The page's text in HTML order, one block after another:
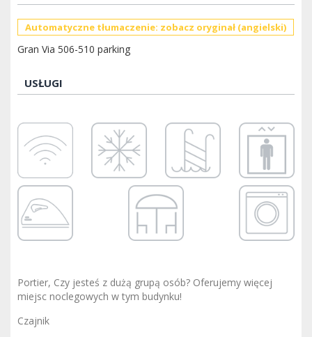
Automatyczne tłumaczenie: zobacz oryginał (angielski)
Gran Via 506-510 parking
USŁUGI
Portier, Czy jesteś z dużą grupą osób? Oferujemy więcej
miejsc noclegowych w tym budynku!
Czajnik